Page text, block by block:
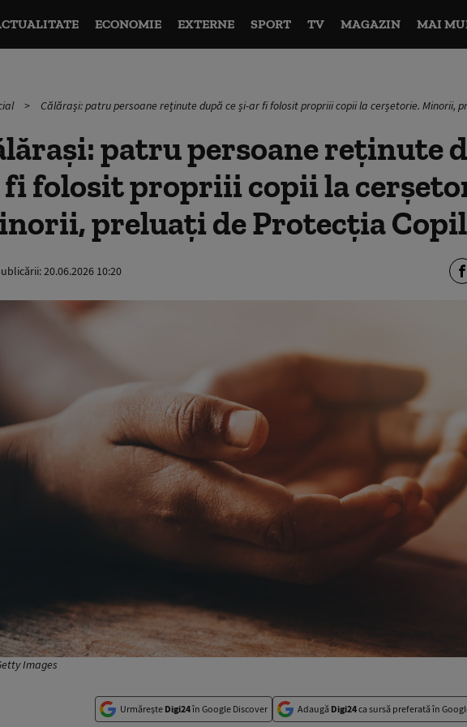
ECONOMIE EXTERNE SPORT TV MAGAZIN MAI
Călărași: patru persoane reținute după ce și-ar fi folosit propriii copii la cerșetorie. Minorii,
patru persoane reținute
fi folosit propriii copii la
preluați de Protecția
20.06.2026 10:20
Images
Urmărește Digi24în Google Discover Adaugă Digi24ca sursă preferată în